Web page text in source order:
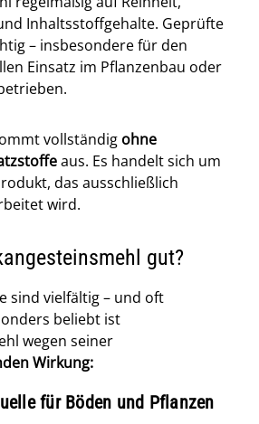
Inhaltsstoffgehalte. Geprüfte
– insbesondere für den
Einsatz im Pflanzenbau oder
vollständig ohne
aus. Es handelt sich um
das ausschließlich
wird.
gut?
sind vielfältig – und oft
beliebt ist
wegen seiner
Wirkung:
für Böden und Pflanzen